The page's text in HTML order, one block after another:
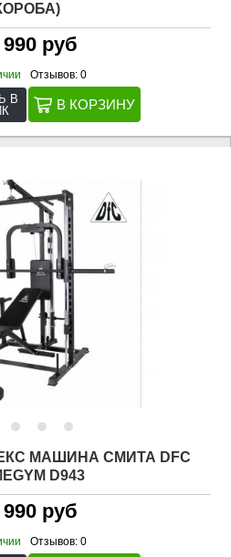
990 руб
Отзывов: 0
В
МАШИНА СМИТА DFC
D943
руб
Отзывов: 0